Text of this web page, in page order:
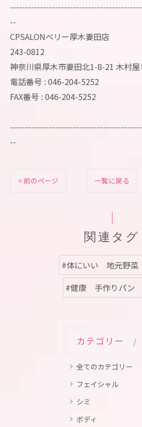
--
CPSALONベリー厚木妻田店
243-0812
神奈川県厚木市妻田北1-8-21 木村
電話番号 : 046-204-5252
FAX番号 : 046-204-5252
--
< 前のページ 一覧に戻る
関連タグ
#体にいい 地元野
#健康 手作りパン
カテゴリー
全てのカテゴリー
フェイシャル
シミ
ボディ